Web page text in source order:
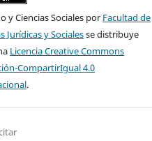
y Ciencias Sociales por Facultad de
Jurídicas y Socialesse distribuye
Licencia Creative Commons
CompartirIgual 4.0
.